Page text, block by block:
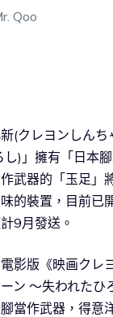
Qoo
(クレヨンしんち
)」擁有「日本
武器的「玉足」
的裝置，目前已
9月發送。
影版《映画クレ
ン ～失われたひ
當作武器，得意